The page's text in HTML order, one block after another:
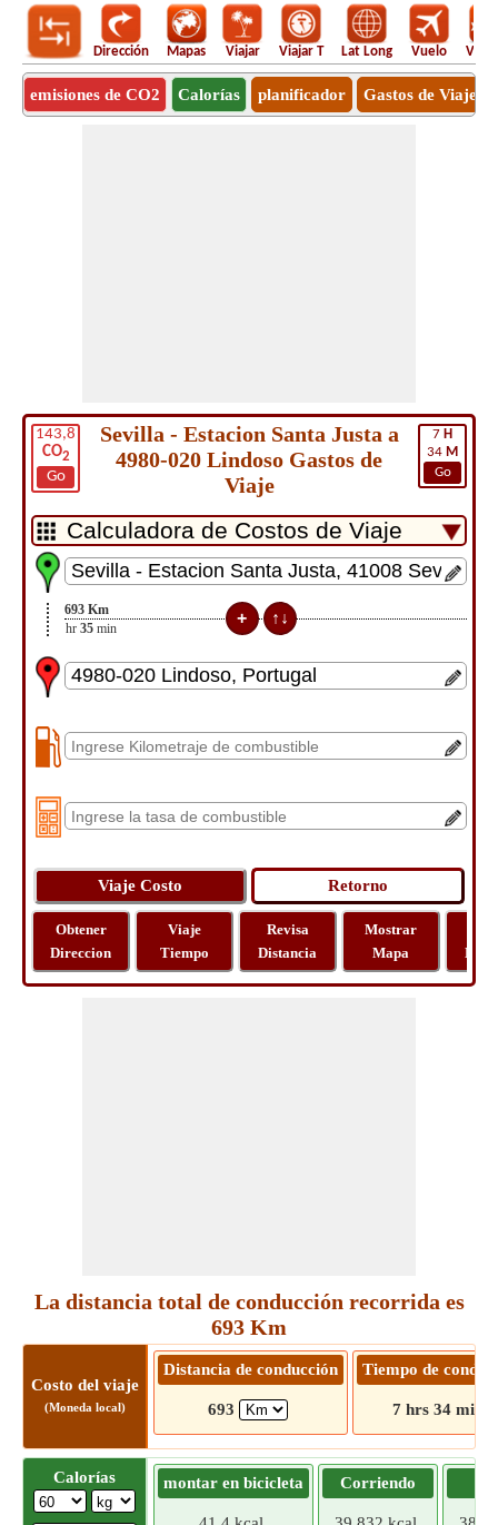
Dirección Mapas Viajar Viajar T Lat Long Vuelo
emisiones de CO2 Calorías planificador Gastos de Viaje
143,8
CO2
Go
7 H
34 M
Go
Sevilla - Estacion Santa Justa a
4980-020 Lindoso Gastos de
Viaje
693 Km
hr 35 min
Obtener
Direccion
Viaje
Tiempo
Revisa
Distancia
Mostrar
Mapa
La distancia total de conducción recorrida es
693 Km
Costo del viaje
(Moneda local)
Distancia de conducción
693
Tiempo de
7 hrs 34 mins
Calorías montar en bicicleta Corriendo